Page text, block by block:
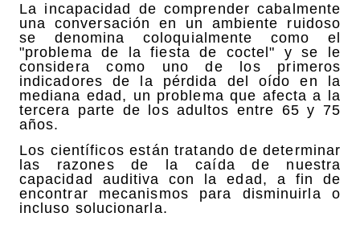
La incapacidad de comprender cabalmente
una conversación en un ambiente ruidoso
se denomina coloquialmente como el
"problema de la fiesta de coctel" y se le
considera como uno de los primeros
indicadores de la pérdida del oído en la
mediana edad, un problema que afecta a la
tercera parte de los adultos entre 65 y 75
años.
Los científicos están tratando de determinar
las razones de la caída de nuestra
capacidad auditiva con la edad, a fin de
encontrar mecanismos para disminuirla o
incluso solucionarla.